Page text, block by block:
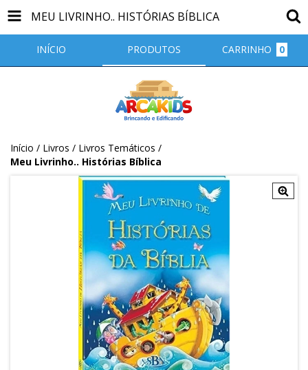
MEU LIVRINHO.. HISTÓRIAS BÍBLICA
INÍCIO PRODUTOS CARRINHO 0
Início / Livros / Livros Temáticos /
Meu Livrinho.. Histórias Bíblica